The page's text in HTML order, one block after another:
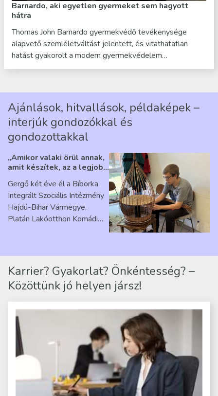
Barnardo, aki egyetlen gyermeket sem hagyott
hátra
Thomas John Barnardo gyermekvédő tevékenysége
alapvető szemléletváltást jelentett, és vitathatatlan
hatást gyakorolt a modern gyermekvédelem…
Ajánlások, hitvallások, példaképek –
interjúk gondozókkal és
gondozottakkal
„Amikor valaki örül annak,
amit készítek, az a legjobb
Ribárszky Gergő ellátottal
Gergő két éve él a Bíborka
Integrált Szociális Intézmény
Hajdú-Bihar Vármegye,
Platán Lakóotthon Komádi
Karrier? Gyakorlat? Önkéntesség? –
Közöttünk jó helyen jársz!